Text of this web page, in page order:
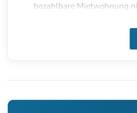
bezahlbare Mietwohnung
sich vernünftig von
so etwas